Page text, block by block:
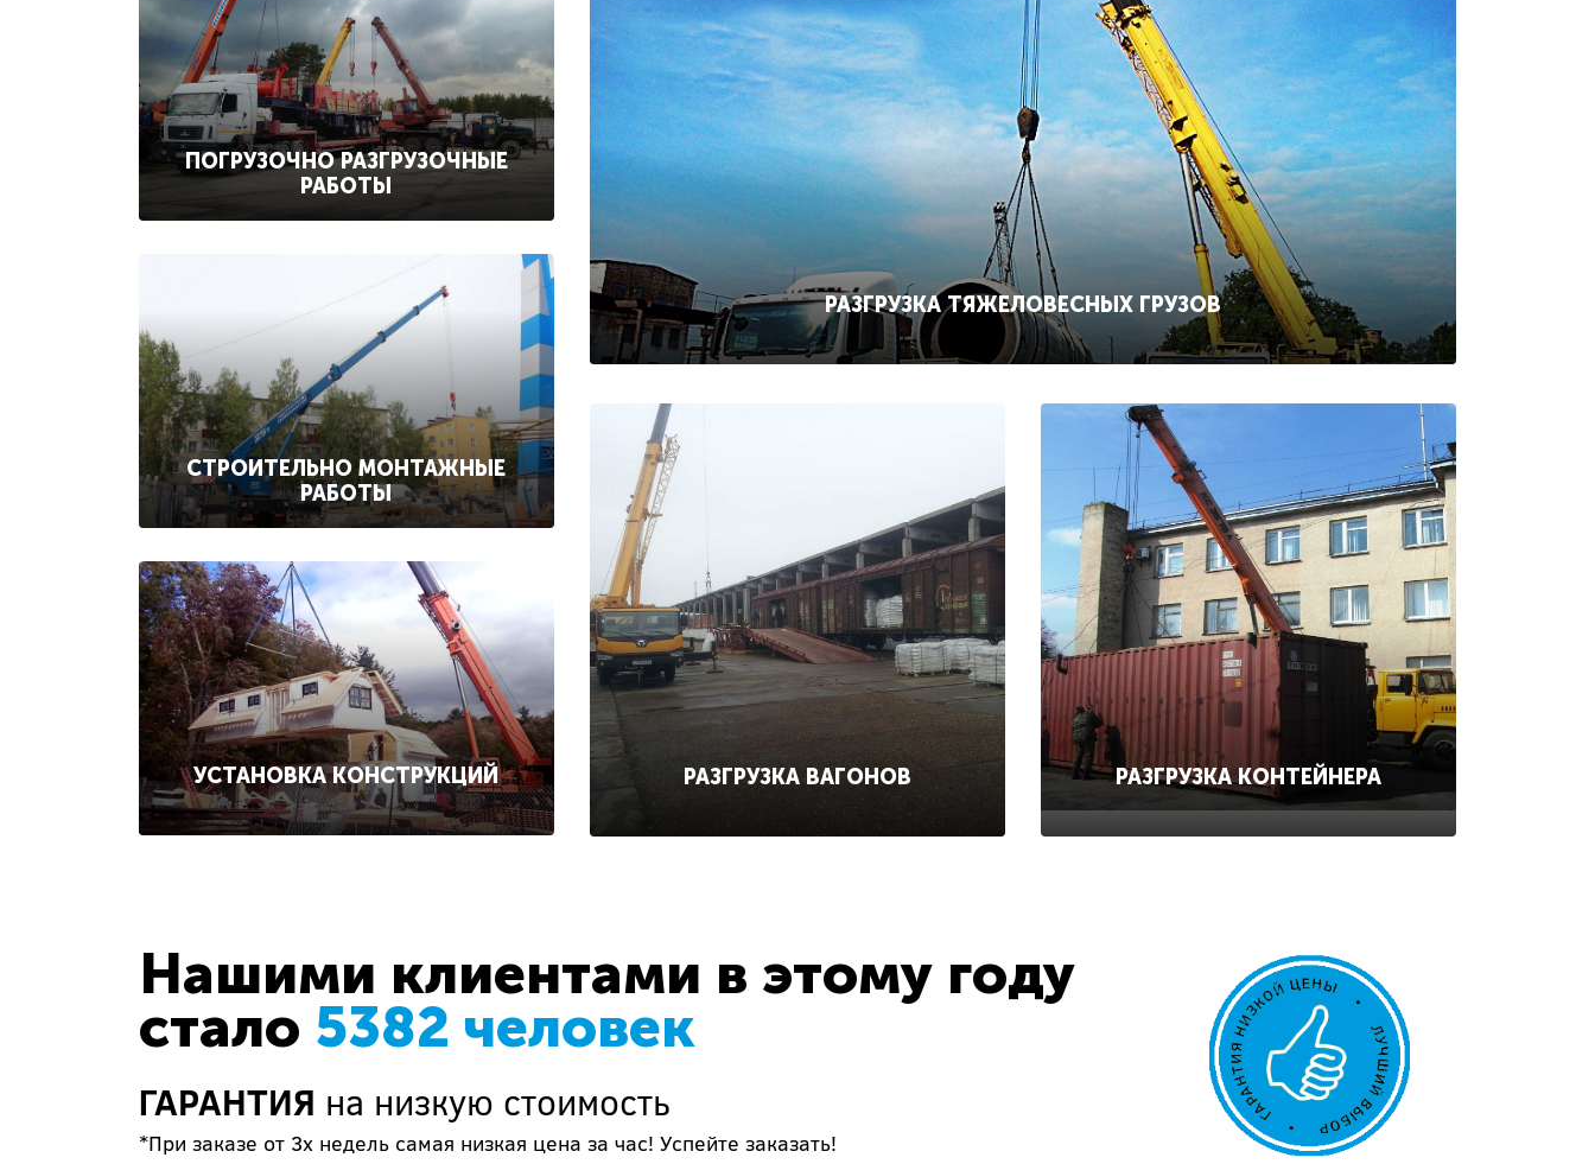
ПОГРУЗОЧНО РАЗГРУЗОЧНЫЕ
РАБОТЫ
СТРОИТЕЛЬНО МОНТАЖНЫЕ
РАБОТЫ
УСТАНОВКА КОНСТРУКЦИЙ
РАЗГРУЗКА ТЯЖЕЛОВЕСНЫХ ГРУЗОВ
РАЗГРУЗКА ВАГОНОВ РАЗГРУЗКА КОНТЕЙНЕРА
Нашими клиентами в этому году
стало 5382 человек
ГАРАНТИЯ на низкую стоимость
*При заказе от 3х недель самая низкая цена за час! Успейте заказать!